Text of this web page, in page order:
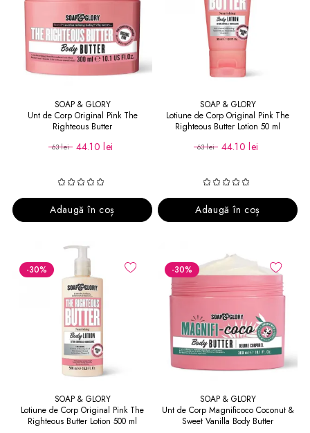
SOAP & GLORY
Unt de Corp Original Pink The
Righteous Butter
63 lei 44.10 lei
Adaugă în coș
SOAP & GLORY
Lotiune de Corp Original Pink The
Righteous Butter Lotion 50 ml
63 lei 44.10 lei
Adaugă în coș
-30%
SOAP & GLORY
Lotiune de Corp Original Pink The
Righteous Butter Lotion 500 ml
-30%
SOAP & GLORY
Unt de Corp Magnificoco Coconut &
Sweet Vanilla Body Butter